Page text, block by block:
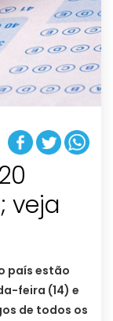
veja
país estão
feira (14) e
de todos os